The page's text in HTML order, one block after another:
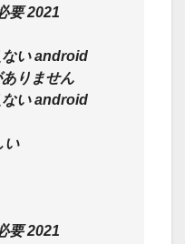
要 2021
ない android
りません
ない android
い
要 2021